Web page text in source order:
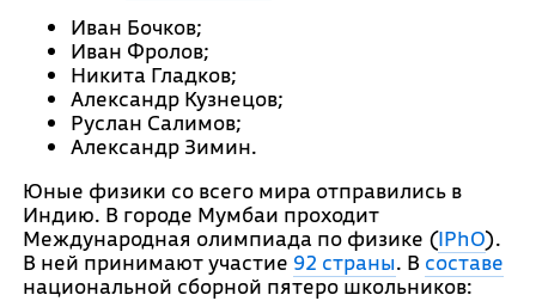
Иван Бочков;
Иван Фролов;
Никита Гладков;
Александр Кузнецов;
Руслан Салимов;
Александр Зимин.
Юные физики со всего мира отправились в
Индию. В городе Мумбаи проходит
Международная олимпиада по физике (IPhO).
В ней принимают участие 92 страны. В составе
национальной сборной пятеро школьников: